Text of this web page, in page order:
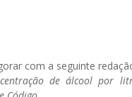
com a seguinte
de álcool por